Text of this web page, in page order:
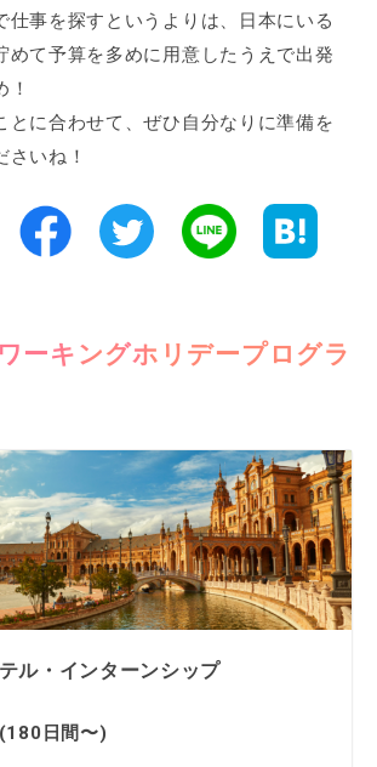
仕事を探すというよりは、日本にいる
めて予算を多めに用意したうえで出発
！
とに合わせて、ぜひ自分なりに準備を
さいね！
ーキングホリデープログラ
ル・インターンシップ
日間〜)